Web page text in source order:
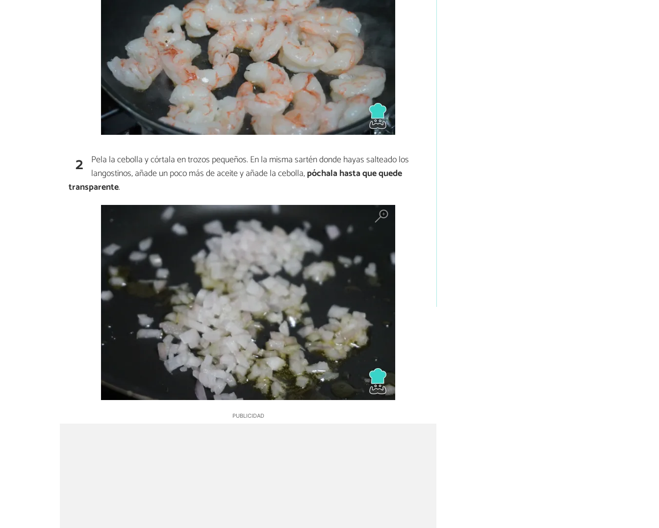
2 Pela la cebolla y córtala en trozos pequeños. En la misma sartén donde hayas salteado los
langostinos, añade un poco más de aceite y añade la cebolla,póchala hasta que quede
transparente.